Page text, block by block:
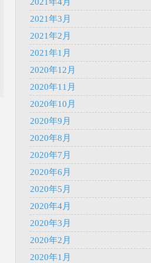
2021年3月
2021年2月
2021年1月
2020年12月
2020年11月
2020年10月
2020年9月
2020年8月
2020年7月
2020年6月
2020年5月
2020年4月
2020年3月
2020年2月
2020年1月